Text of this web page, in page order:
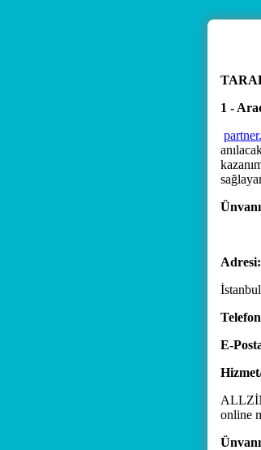
1 -
Adresi:
E-
online